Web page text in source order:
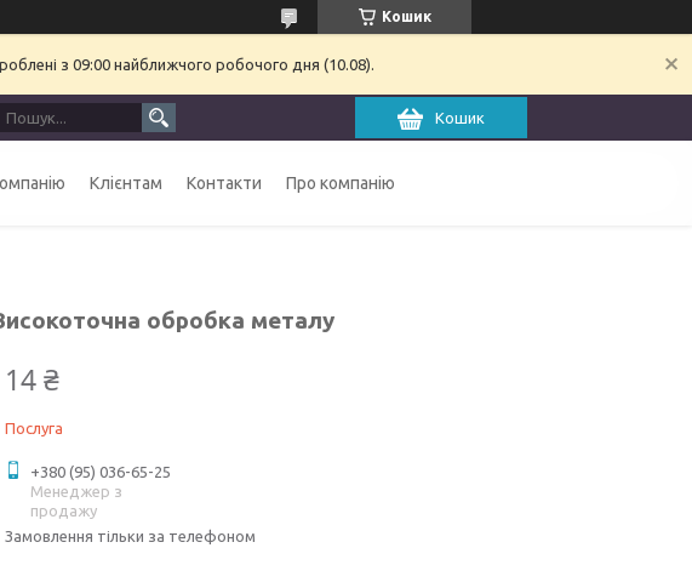
Кошик
з 09:00 найближчого робочого дня (10.08).
Кошик
Клієнтам Контакти Про компанію
обробка металу
14 ₴
Послуга
+380 (95) 036-65-25
Менеджер з
продажу
Замовлення тільки за телефоном